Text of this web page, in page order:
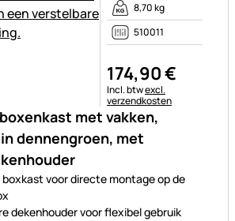
met vakken,
dennengroen, met
voor directe montage op de
dekenhouder voor flexibel gebruik
8,70 kg
510011
174,90€
Belastinginformatie:
Incl. btwexcl.
verzendkosten